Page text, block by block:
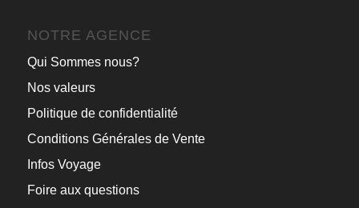
NOTRE AGENCE
Qui Sommes nous?
Nos valeurs
Politique de confidentialité
Conditions Générales de Vente
Infos Voyage
Foire aux questions